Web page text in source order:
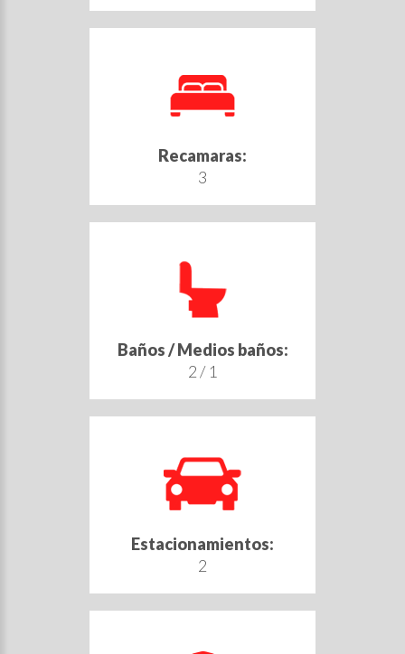
Recamaras:
3
Baños / Medios baños:
2 / 1
Estacionamientos:
2